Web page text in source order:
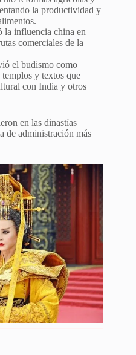
la productividad y
la influencia china en
comerciales de la
el budismo como
y textos que
con India y otros
en las dinastías
de administración más